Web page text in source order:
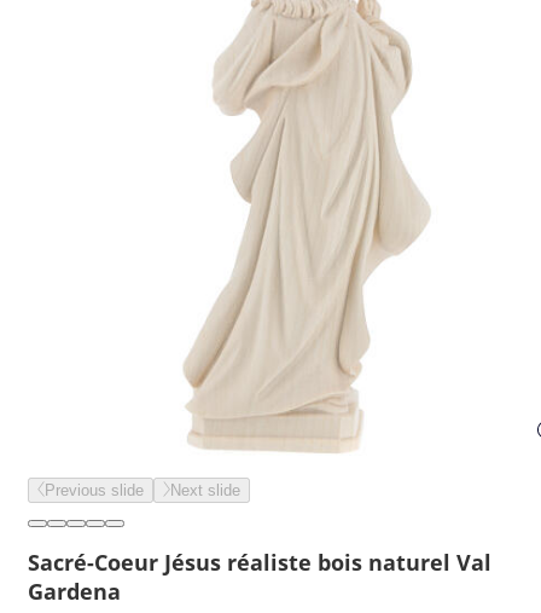
Previous slide Next slide
Sacré-Coeur Jésus réaliste bois naturel Val
Gardena